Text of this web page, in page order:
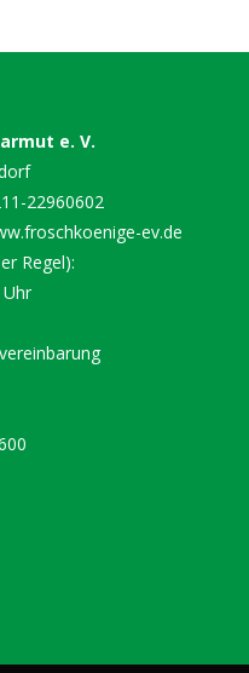
e. V.
22960602
ev.de
Regel):